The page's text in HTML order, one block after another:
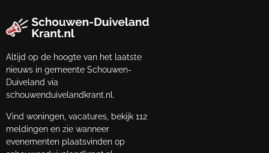
Altijd op de hoogte van het laatste
nieuws in gemeente Schouwen-
Duiveland via
schouwenduivelandkrant.nl.
Vind woningen, vacatures, bekijk 112
meldingen en zie wanneer
evenementen plaatsvinden op